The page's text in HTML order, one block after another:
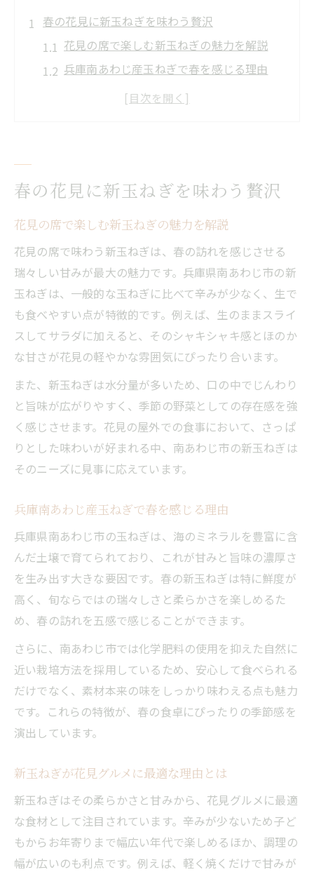
春の花見に新玉ねぎを味わう贅沢
花見の席で楽しむ新玉ねぎの魅力を解説
兵庫南あわじ産玉ねぎで春を感じる理由
新玉ねぎが花見グルメに最適な理由とは
南あわじ市産玉ねぎの美味しさの秘密に迫
玉ねぎで家族が笑顔になる食卓アイデア集
淡路島玉ねぎが食卓に彩りを添える理由
新鮮玉ねぎを生かす毎日のアレンジ術
南あわじ市玉ねぎで作る簡単おもてなし料
シャーロットオニオンの甘みを活かしたレシピ
シャーロットオニオンで春らしい玉ねぎ料
理
甘み際立つ玉ねぎレシピのおすすめ活用法
花見に最適なシャーロットオニオンの使い
玉ねぎの甘さを引き出すレストラン風技術
淡路島ならではの玉ねぎレシピを徹底解説
レストラン仕立ての玉ねぎ活用アイデア集
レストラン風玉ねぎの調理アイデアを紹介
新玉ねぎで作る贅沢な家庭レシピ集
プロの技で引き出す玉ねぎの美味しさとは
花見を彩るレストラン流玉ねぎメニュー特
集
淡路島産玉ねぎのレストラン風活用術解説
淡路島産新玉ねぎでおもてなしレシピ体験
新玉ねぎでおもてなし料理を格上げする方
玉ねぎが主役のおもてなしメニューの魅力
旬の玉ねぎで作る簡単おもてなし術
淡路島玉ねぎでゲストに喜ばれる料理提案
春の花見に新玉ねぎを味わう贅沢
花見の席で楽しむ新玉ねぎの魅力を解説
花見の席で味わう新玉ねぎは、春の訪れを感じさせる
瑞々しい甘みが最大の魅力です。兵庫県南あわじ市の新
玉ねぎは、一般的な玉ねぎに比べて辛みが少なく、生で
も食べやすい点が特徴的です。例えば、生のままスライ
スしてサラダに加えると、そのシャキシャキ感とほのか
な甘さが花見の軽やかな雰囲気にぴったり合います。
また、新玉ねぎは水分量が多いため、口の中でじんわり
と旨味が広がりやすく、季節の野菜としての存在感を強
く感じさせます。花見の屋外での食事において、さっぱ
りとした味わいが好まれる中、南あわじ市の新玉ねぎは
そのニーズに見事に応えています。
兵庫南あわじ産玉ねぎで春を感じる理由
兵庫県南あわじ市の玉ねぎは、海のミネラルを豊富に含
んだ土壌で育てられており、これが甘みと旨味の濃厚さ
を生み出す大きな要因です。春の新玉ねぎは特に鮮度が
高く、旬ならではの瑞々しさと柔らかさを楽しめるた
め、春の訪れを五感で感じることができます。
さらに、南あわじ市では化学肥料の使用を抑えた自然に
近い栽培方法を採用しているため、安心して食べられる
だけでなく、素材本来の味をしっかり味わえる点も魅力
です。これらの特徴が、春の食卓にぴったりの季節感を
演出しています。
新玉ねぎが花見グルメに最適な理由とは
新玉ねぎはその柔らかさと甘みから、花見グルメに最適
な食材として注目されています。辛みが少ないため子ど
もからお年寄りまで幅広い年代で楽しめるほか、調理の
幅が広いのも利点です。例えば、軽く焼くだけで甘みが